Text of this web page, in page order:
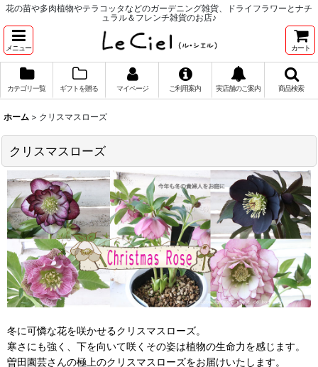
花の苗や多肉植物やテラコッタなどのガーデニング雑貨、ドライフラワーとナチ
ュラル＆フレンチ雑貨のお店♪
メニュー カート
カテゴリ一覧 ギフトを贈る マイページ ご利用案内 実店舗のご案内 商品検索
ホーム > クリスマスローズ
クリスマスローズ
冬に可憐な花を咲かせるクリスマスローズ。
寒さにも強く、下を向いて咲くその姿は植物の生命力を感じます。
曽田園芸さんの極上のクリスマスローズをお届けいたします。